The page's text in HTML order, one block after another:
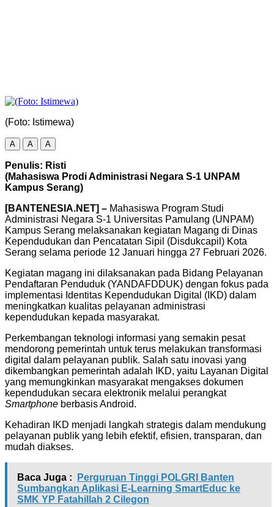
(Foto: Istimewa)
A A A
Penulis: Risti
(Mahasiswa Prodi Administrasi Negara S-1 UNPAM
Kampus Serang)
[BANTENESIA.NET] – Mahasiswa Program Studi
Administrasi Negara S-1 Universitas Pamulang (UNPAM)
Kampus Serang melaksanakan kegiatan Magang di Dinas
Kependudukan dan Pencatatan Sipil (Disdukcapil) Kota
Serang selama periode 12 Januari hingga 27 Februari 2026.
Kegiatan magang ini dilaksanakan pada Bidang Pelayanan
Pendaftaran Penduduk (YANDAFDDUK) dengan fokus pada
implementasi Identitas Kependudukan Digital (IKD) dalam
meningkatkan kualitas pelayanan administrasi
kependudukan kepada masyarakat.
Perkembangan teknologi informasi yang semakin pesat
mendorong pemerintah untuk terus melakukan transformasi
digital dalam pelayanan publik. Salah satu inovasi yang
dikembangkan pemerintah adalah IKD, yaitu Layanan Digital
yang memungkinkan masyarakat mengakses dokumen
kependudukan secara elektronik melalui perangkat
Smartphone berbasis Android.
Kehadiran IKD menjadi langkah strategis dalam mendukung
pelayanan publik yang lebih efektif, efisien, transparan, dan
mudah diakses.
Baca Juga :
Perguruan Tinggi POLGRI Banten
Sumbangkan Aplikasi E-Learning SmartEduc ke
SMK YP Fatahillah 2 Cilegon